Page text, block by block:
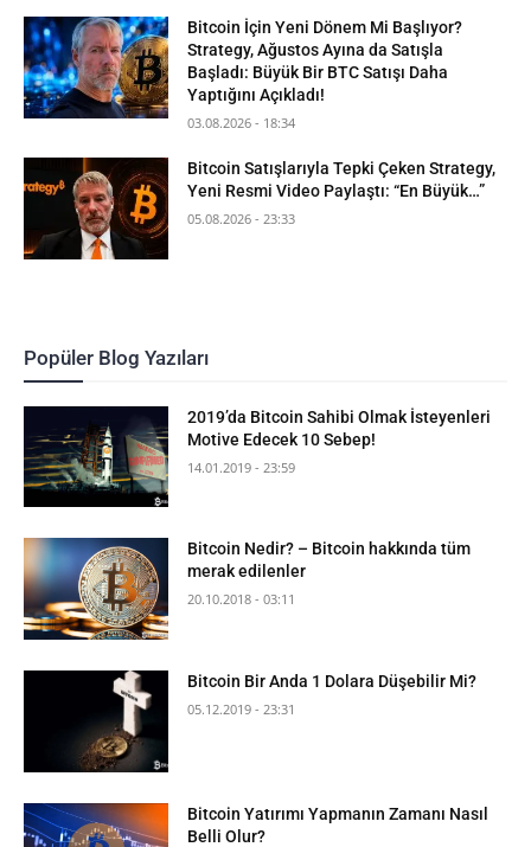
Bitcoin İçin Yeni Dönem Mi Başlıyor?
Strategy, Ağustos Ayına da Satışla
Başladı: Büyük Bir BTC Satışı Daha
Yaptığını Açıkladı!
03.08.2026 - 18:34
Bitcoin Satışlarıyla Tepki Çeken Strategy,
Yeni Resmi Video Paylaştı: “En Büyük…”
05.08.2026 - 23:33
Popüler Blog Yazıları
2019’da Bitcoin Sahibi Olmak İsteyenleri
Motive Edecek 10 Sebep!
14.01.2019 - 23:59
Bitcoin Nedir? – Bitcoin hakkında tüm
merak edilenler
20.10.2018 - 03:11
Bitcoin Bir Anda 1 Dolara Düşebilir Mi?
05.12.2019 - 23:31
Bitcoin Yatırımı Yapmanın Zamanı Nasıl
Belli Olur?